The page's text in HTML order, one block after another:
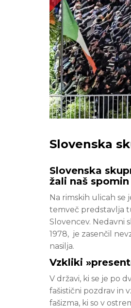
Slovenska
Slovenska
žali naš
Na rimskih ulicah se
temveč predstavlja
Slovencev. Nedavni
1978, je zasenčil
nasilja.
Vzkliki
V državi, ki se je po
fašistični pozdrav in
fašizma, ki so v